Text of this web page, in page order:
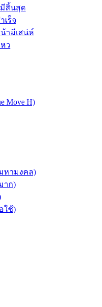
มีสิ้นสุด
เร็จ
ามีเสน่ห์
ว
Move H)
หามงคล)
าก)
ใช้)